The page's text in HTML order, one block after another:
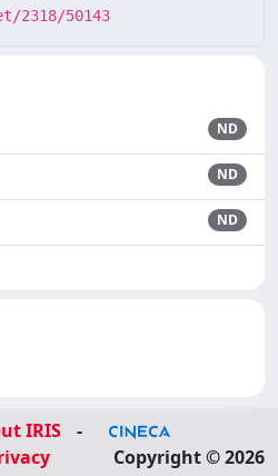
2318/50143
ND
ND
ND
IRIS
-
Copyright © 2026